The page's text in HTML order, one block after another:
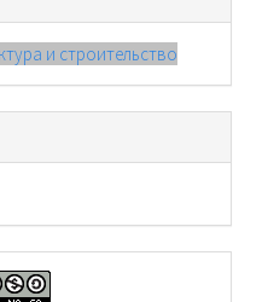
и строительство